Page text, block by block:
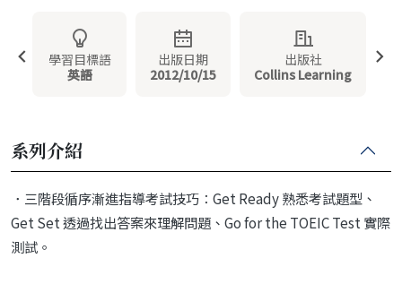
學習目標語
英語
出版日期
2012/10/15
出版社
Collins Learning
系列介紹
．三階段循序漸進指導考試技巧：Get Ready 熟悉考試題型、
Get Set 透過找出答案來理解問題、Go for the TOEIC Test 實際
測試。